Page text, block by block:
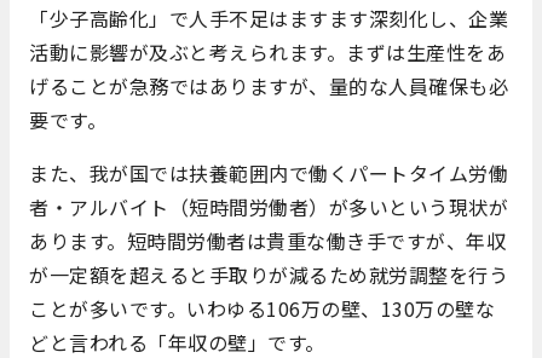
「少子高齢化」で人手不足はますます深刻化し、企業
活動に影響が及ぶと考えられます。まずは生産性をあ
げることが急務ではありますが、量的な人員確保も必
要です。
また、我が国では扶養範囲内で働くパートタイム労働
者・アルバイト（短時間労働者）が多いという現状が
あります。短時間労働者は貴重な働き手ですが、年収
が一定額を超えると手取りが減るため就労調整を行う
ことが多いです。いわゆる106万の壁、130万の壁な
どと言われる「年収の壁」です。